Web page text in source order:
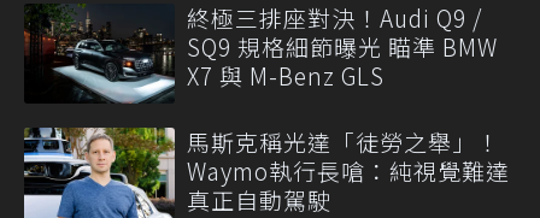
終極三排座對決！Audi Q9 /
SQ9 規格細節曝光 瞄準 BMW
X7 與 M-Benz GLS
馬斯克稱光達「徒勞之舉」！
Waymo執行長嗆：純視覺難達
真正自動駕駛